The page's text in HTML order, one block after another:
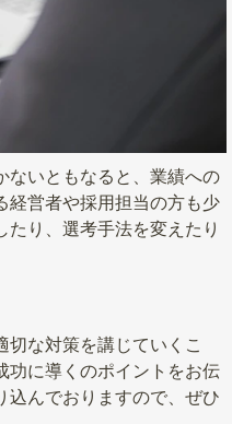
ないともなると、業績への
経営者や採用担当の方も少
り、選考手法を変えたり
な対策を講じていくこ
功に導くのポイントをお伝
込んでおりますので、ぜひ